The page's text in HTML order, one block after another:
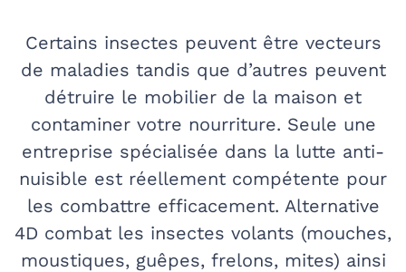
Certains insectes peuvent être vecteurs
de maladies tandis que d’autres peuvent
détruire le mobilier de la maison et
contaminer votre nourriture. Seule une
entreprise spécialisée dans la lutte anti-
nuisible est réellement compétente pour
les combattre efficacement. Alternative
4D combat les insectes volants (mouches,
moustiques, guêpes, frelons, mites) ainsi